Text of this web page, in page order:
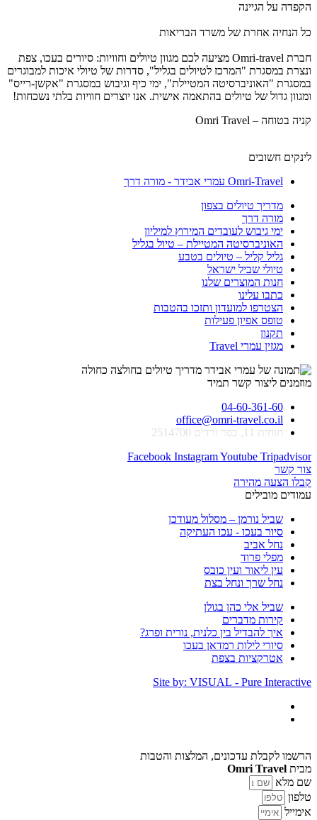
הקפדה על הגיינה
כל הנחיה אחרת של משרד הבריאות
חברת Omri-travel מציעה לכם מגוון טיולים וחוויות: סיורים בעכו, צפת
ונצרת במסגרת "המרכז לטיולים בגליל", סדרות של טיולי איכות למבוגרים
במסגרת "האוניברסיטה המטיילת", ימי כיף וגיבוש במסגרת "אקשן-רייס"
ומגוון גדול של טיולים בהתאמה אישית. אנו יוצרים חוויות בלתי נשכחות!
קניה בטוחה – Omri Travel
לינקים חשובים
Omri-Travel עמרי אבידר - מורה דרך
מדריך טיולים בצפון
מורה דרך
ימי גיבוש לעובדים המירוץ למיליון
האוניברסיטה המטיילת – טיול בגליל
גליל קליל – טיולים בטבע
טיולי שביל ישראל
חנות המוצרים שלנו
כתבו עלינו
הצטרפו למועדון ותזכו בהטבות
טופס אפיון פעילות
תקנון
מגזין עמרי Travel
מוזמנים ליצור קשר תמיד
04-60-361-60
office@omri-travel.co.il
חוחית 11, כפר ורדים 2514700
Facebook InstagramYoutube Tripadvisor
צור קשר
קבלו הצעה מהירה
עמודים מובילים
שביל נורמן – מסלול מעודכן
סיור בעכו - עכו העתיקה
נחל אביב
מפלי פרוד
עין ליאור ועין כובס
נחל שרך ונחל בצת
שביל אלי כהן בגולן
קירות מדברים
איך להבדיל בין כלנית, נורית ופרג?
סיורי לילות רמדאן בעכו
אטרקציות בצפת
Site by: VISUAL - Pure Interactive
הרשמו לקבלת עדכונים, המלצות והטבות
מביתOmri Travel
שם מלא
טלפון
אימייל